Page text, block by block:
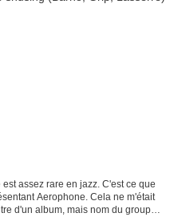
assez rare en jazz. C'est ce que
Aerophone. Cela ne m'était
d'un album, mais nom du groupe